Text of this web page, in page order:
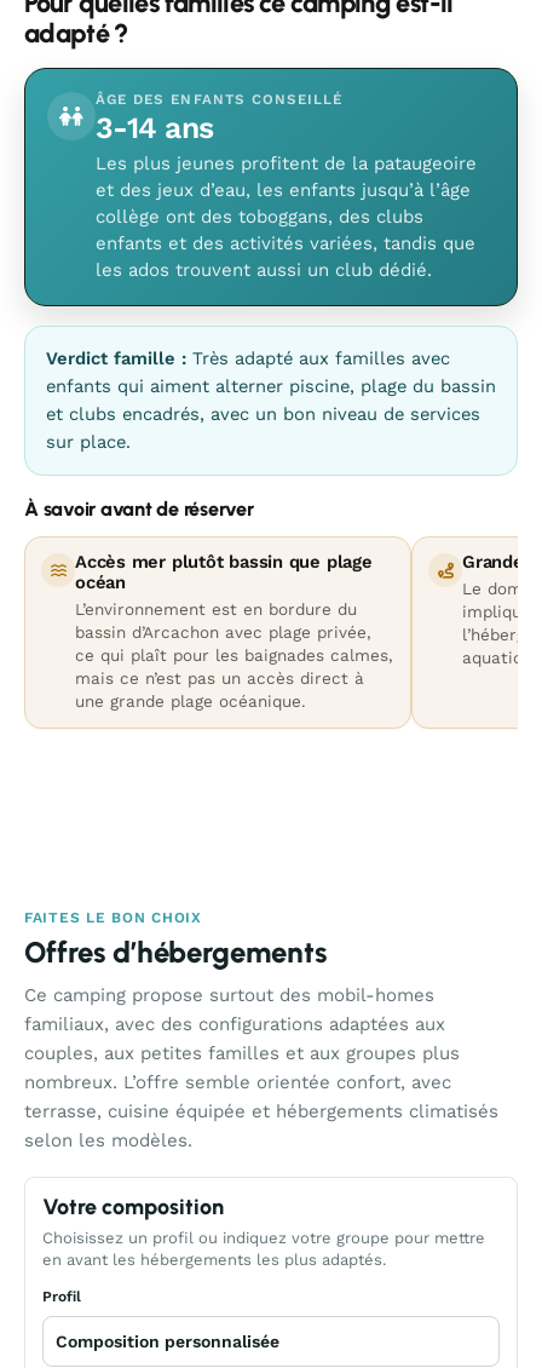
adapté ?
ÂGE DES ENFANTS CONSEILLÉ
3-14 ans
Les plus jeunes profitent de la pataugeoire
et des jeux d’eau, les enfants jusqu’à l’âge
collège ont des toboggans, des clubs
enfants et des activités variées, tandis que
les ados trouvent aussi un club dédié.
Verdict famille : Très adapté aux familles avec
enfants qui aiment alterner piscine, plage du bassin
et clubs encadrés, avec un bon niveau de services
sur place.
À savoir avant de réserver
Accès mer plutôt bassin que plage
océan
L’environnement est en bordure du
bassin d’Arcachon avec plage privée,
ce qui plaît pour les baignades calmes,
mais ce n’est pas un accès direct à
une grande plage océanique.
Grande
Le
FAITES LE BON CHOIX
Offres d’hébergements
Ce camping propose surtout des mobil-homes
familiaux, avec des configurations adaptées aux
couples, aux petites familles et aux groupes plus
nombreux. L’offre semble orientée confort, avec
terrasse, cuisine équipée et hébergements climatisés
selon les modèles.
Votre composition
Choisissez un profil ou indiquez votre groupe pour mettre
en avant les hébergements les plus adaptés.
Profil